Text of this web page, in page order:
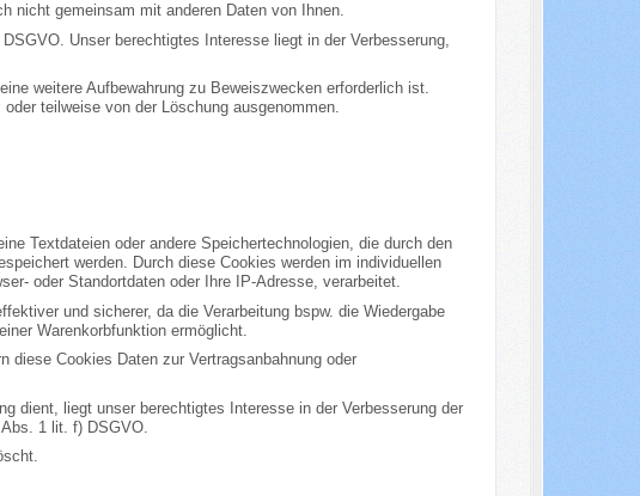
nicht gemeinsam mit anderen Daten von Ihnen.
Unser berechtigtes Interesse liegt in der Verbesserung,
weitere Aufbewahrung zu Beweiszwecken erforderlich ist.
teilweise von der Löschung ausgenommen.
Textdateien oder andere Speichertechnologien, die durch den
werden. Durch diese Cookies werden im individuellen
oder Standortdaten oder Ihre IP-Adresse, verarbeitet.
und sicherer, da die Verarbeitung bspw. die Wiedergabe
Warenkorbfunktion ermöglicht.
diese Cookies Daten zur Vertragsanbahnung oder
dient, liegt unser berechtigtes Interesse in der Verbesserung der
1 lit. f) DSGVO.